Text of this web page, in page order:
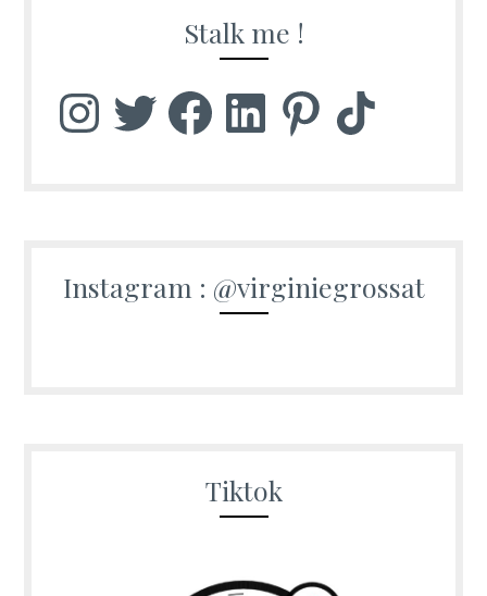
Stalk me !
InstagramTwitter FacebookLinkedInPinterest TikTok
Instagram : @virginiegrossat
Tiktok